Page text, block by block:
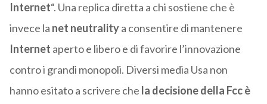
Internet“. Una replica diretta a chi sostiene che è
invece la net neutralitya consentire di mantenere
Internet aperto e libero e di favorire l’innovazione
contro i grandi monopoli. Diversi media Usa non
hanno esitato a scrivere che la decisione della Fcc è